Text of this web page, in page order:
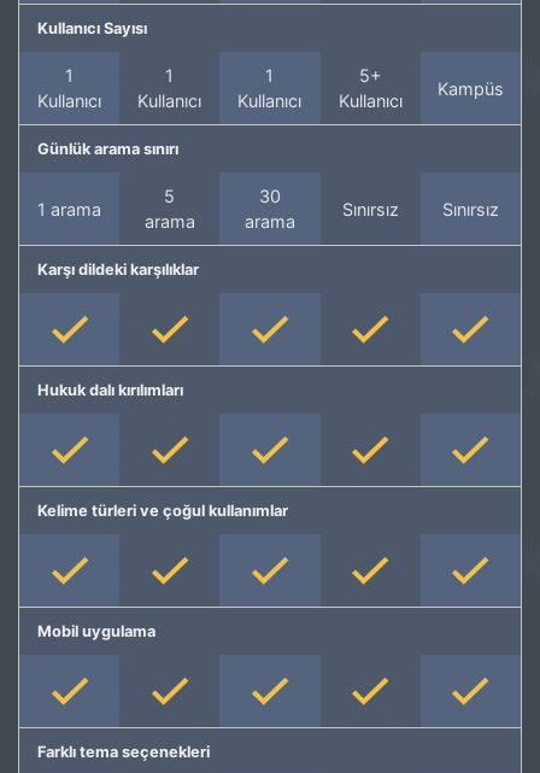
Kullanıcı Sayısı
1
Kullanıcı
1
Kullanıcı
1
Kullanıcı
5+
Kullanıcı
Kampüs
Günlük arama sınırı
1 arama
5
arama
30
arama
Sınırsız Sınırsız
Karşı dildeki karşılıklar
Hukuk dalı kırılımları
Kelime türleri ve çoğul kullanımlar
Mobil uygulama
Farklı tema seçenekleri